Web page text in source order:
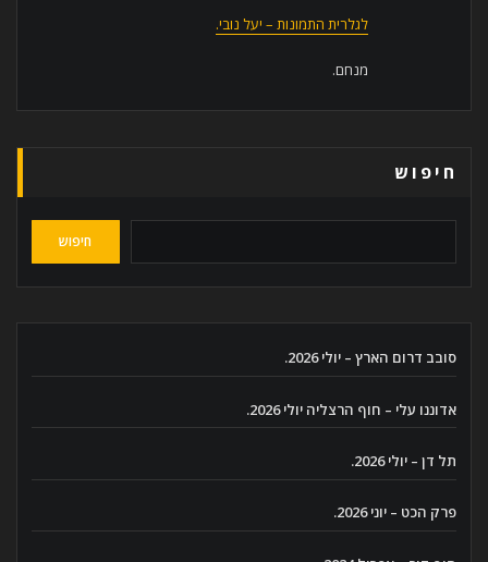
לגלרית התמונות – יעל נובי.
מנחם.
חיפוש
חיפוש
סובב דרום הארץ – יולי 2026.
אדוננו עלי – חוף הרצליה יולי 2026.
תל דן – יולי 2026.
פרק הכט – יוני 2026.